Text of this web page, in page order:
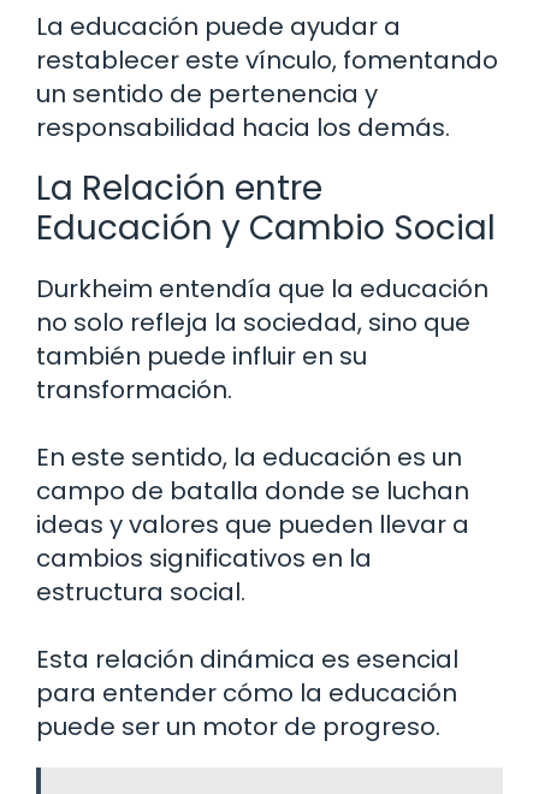
La educación puede ayudar a
restablecer este vínculo, fomentando
un sentido de pertenencia y
responsabilidad hacia los demás.
La Relación entre
Educación y Cambio Social
Durkheim entendía que la educación
no solo refleja la sociedad, sino que
también puede influir en su
transformación.
En este sentido, la educación es un
campo de batalla donde se luchan
ideas y valores que pueden llevar a
cambios significativos en la
estructura social.
Esta relación dinámica es esencial
para entender cómo la educación
puede ser un motor de progreso.